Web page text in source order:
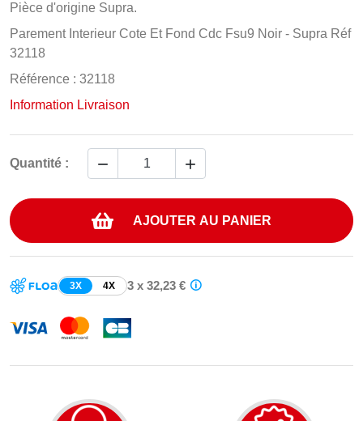
Pièce d'origine Supra.
Parement Interieur Cote Et Fond Cdc Fsu9 Noir - Supra Réf
32118
Référence : 32118
Information Livraison
Quantité :  
AJOUTER AU PANIER
3X 4X 3 x 32,23 €